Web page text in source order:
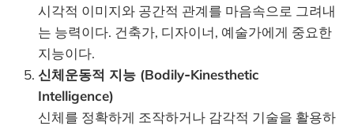
시각적 이미지와 공간적 관계를 마음속으로 그려내
는 능력이다. 건축가, 디자이너, 예술가에게 중요한
지능이다.
신체운동적 지능 (Bodily‑Kinesthetic
Intelligence)
신체를 정확하게 조작하거나 감각적 기술을 활용하